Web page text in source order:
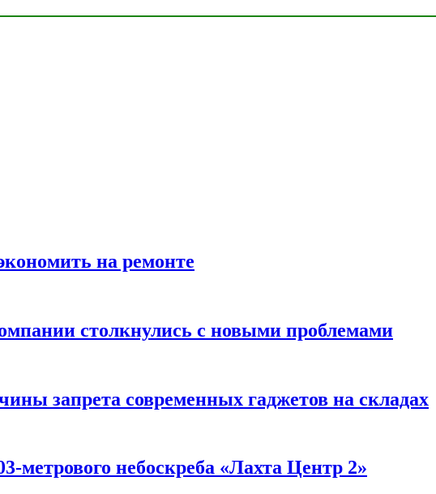
на ремонте
столкнулись с новыми проблемами
запрета современных гаджетов на складах
метрового небоскреба «Лахта Центр 2»